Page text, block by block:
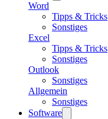
Word
Tipps & Tricks
Sonstiges
Excel
Tipps & Tricks
Sonstiges
Outlook
Sonstiges
Allgemein
Sonstiges
Software